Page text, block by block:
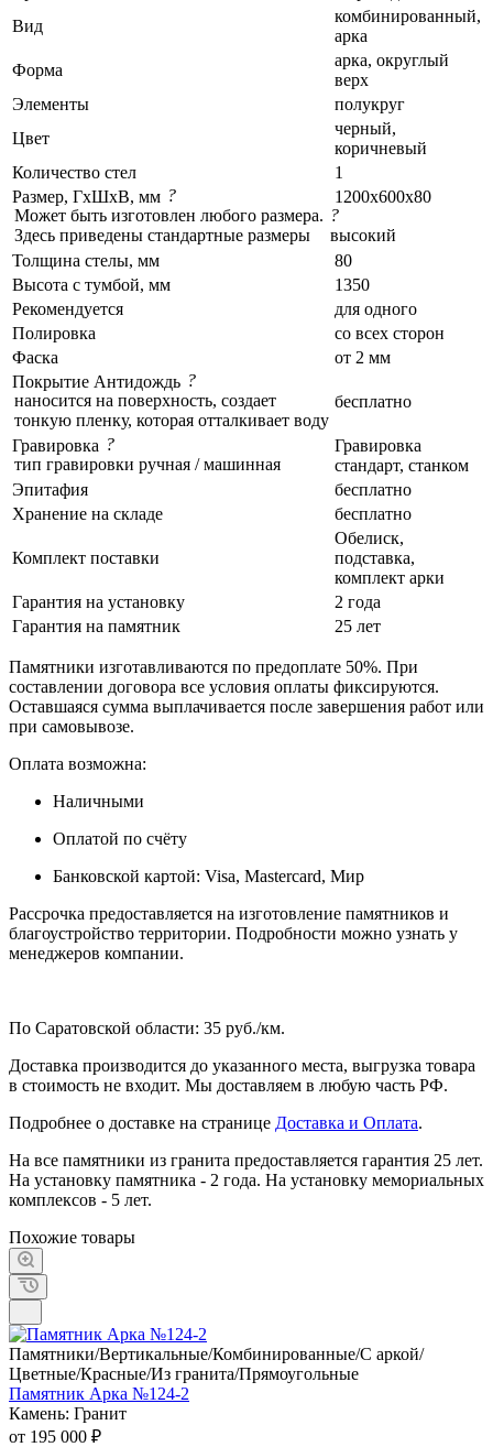
Вид
комбинированный,
арка
Форма
арка, округлый
верх
Элементы
полукруг
Цвет
черный,
коричневый
Количество стел
1
Размер, ГxШxВ, мм ?
Может быть изготовлен любого размера.
Здесь приведены стандартные размеры
1200x600x80
?
высокий
Толщина стелы, мм
80
Высота с тумбой, мм
1350
Рекомендуется
для одного
Полировка
со всех сторон
Фаска
от 2 мм
Покрытие Антидождь ?
наносится на поверхность, создает
тонкую пленку, которая отталкивает воду
бесплатно
Гравировка ?
тип гравировки ручная / машинная
Гравировка
стандарт, станком
Эпитафия
бесплатно
Хранение на складе
бесплатно
Комплект поставки
Обелиск,
подставка,
комплект арки
Гарантия на установку
2 года
Гарантия на памятник
25 лет
Памятники изготавливаются по предоплате 50%. При
составлении договора все условия оплаты фиксируются.
Оставшаяся сумма выплачивается после завершения работ или
при самовывозе.
Оплата возможна:
Наличными
Оплатой по счёту
Банковской картой: Visa, Mastercard, Мир
Рассрочка предоставляется на изготовление памятников и
благоустройство территории. Подробности можно узнать у
менеджеров компании.
По Саратовской области: 35 руб./км.
Доставка производится до указанного места, выгрузка товара
в стоимость не входит. Мы доставляем в любую часть РФ.
Подробнее о доставке на странице Доставка и Оплата.
На все памятники из гранита предоставляется гарантия 25 лет.
На установку памятника - 2 года. На установку мемориальных
комплексов - 5 лет.
Похожие товары
Памятники/Вертикальные/Комбинированные/С аркой/
Цветные/Красные/Из гранита/Прямоугольные
Памятник Арка №124-2
Камень: Гранит
от 195 000 ₽